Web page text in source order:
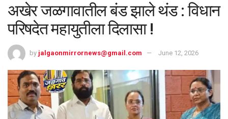
अखेर जळगावातील बंड झाले थंड : विधान
परिषदेत महायुतीला दिलासा !
by jalgaonmirrornews@gmail.com June 12, 2026